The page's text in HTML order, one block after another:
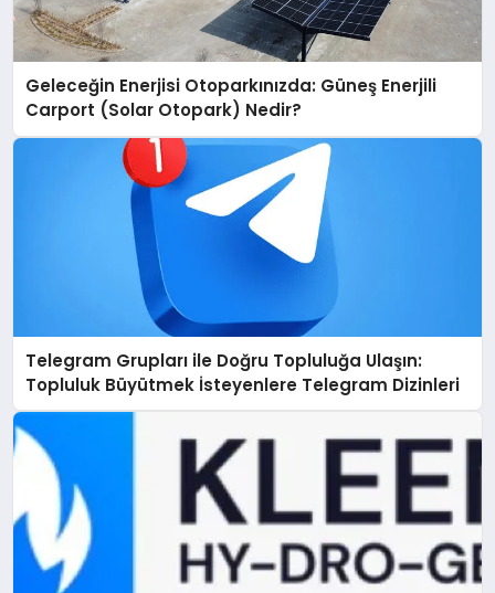
Geleceğin Enerjisi Otoparkınızda: Güneş Enerjili
Carport (Solar Otopark) Nedir?
Telegram Grupları ile Doğru Topluluğa Ulaşın:
Topluluk Büyütmek İsteyenlere Telegram Dizinleri